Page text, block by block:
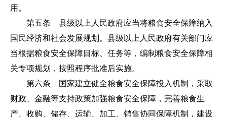
用。
第五条 县级以上人民政府应当将粮食安全保障纳入
国民经济和社会发展规划。县级以上人民政府有关部门应
当根据粮食安全保障目标、任务等，编制粮食安全保障相
关专项规划，按照程序批准后实施。
第六条 国家建立健全粮食安全保障投入机制，采取
财政、金融等支持政策加强粮食安全保障，完善粮食生
产、收购、储存、运输、加工、销售协同保障机制，建设